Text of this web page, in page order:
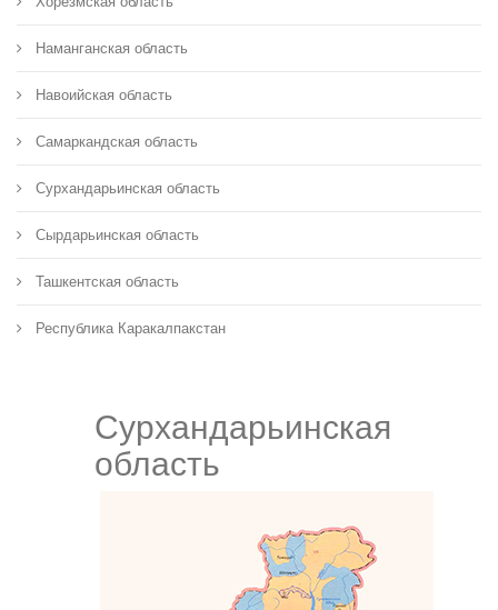
Наманганская область
Навоийская область
Самаркандская область
Сурхандарьинская область
Сырдарьинская область
Ташкентская область
Республика Каракалпакстан
Сурхандарьинская
область